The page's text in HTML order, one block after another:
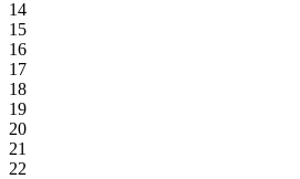
14
15
16
17
18
19
20
21
22